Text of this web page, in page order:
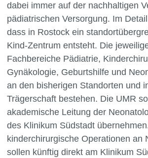
dabei immer auf der nachhaltigen
pädiatrischen Versorgung. Im
dass in Rostock ein
Kind-Zentrum entsteht. Die
Fachbereiche Pädiatrie,
Gynäkologie, Geburtshilfe und
an den bisherigen Standorten und
Trägerschaft bestehen. Die UMR
akademische Leitung der
des Klinikum Südstadt
kinderchirurgische Operationen an
sollen künftig direkt am Klinikum